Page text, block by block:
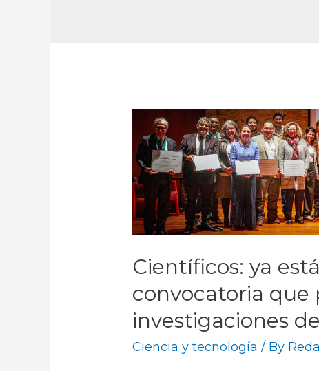
Científicos: ya
convocatoria que
investigaciones
Ciencia y tecnología / By